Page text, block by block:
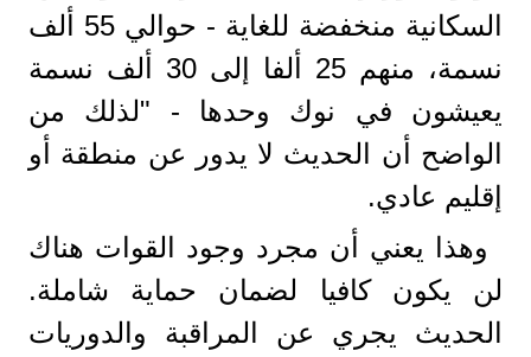
السكانية منخفضة للغاية - حوالي 55 ألف
نسمة، منهم 25 ألفا إلى 30 ألف نسمة
يعيشون في نوك وحدها - "لذلك من
الواضح أن الحديث لا يدور عن منطقة أو
إقليم عادي.
وهذا يعني أن مجرد وجود القوات هناك
لن يكون كافيا لضمان حماية شاملة.
الحديث يجري عن المراقبة والدوريات